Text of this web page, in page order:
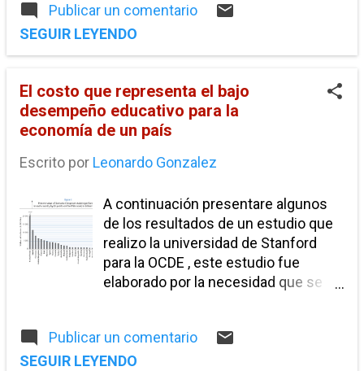
sobre su situacion con respecto al
mes anterior. Fuente
http://www.inegi.org.mx/inegi/conte
/pedidos.asp
Publicar un comentario
SEGUIR LEYENDO
El costo que representa el bajo
desempeño educativo para la
economía de un país
Escrito por Leonardo Gonzalez
A continuación presentare algunos
de los resultados de un estudio que
realizo la universidad de Stanford
para la OCDE , este estudio fue
elaborado por la necesidad que se
demostrarles a sus gobernantes los
costos que conllevara en un futuro
Publicar un comentario
SEGUIR LEYENDO